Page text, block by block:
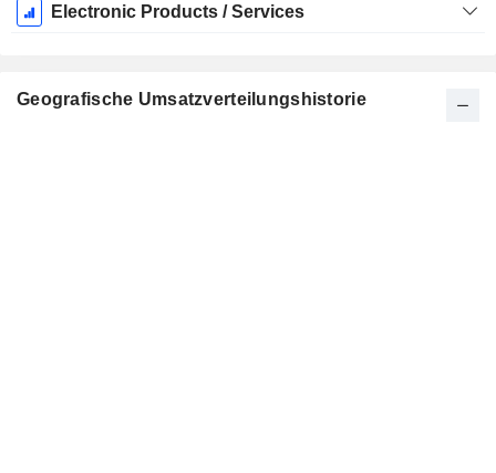
Electronic Products / Services
Geografische Umsatzverteilungshistorie